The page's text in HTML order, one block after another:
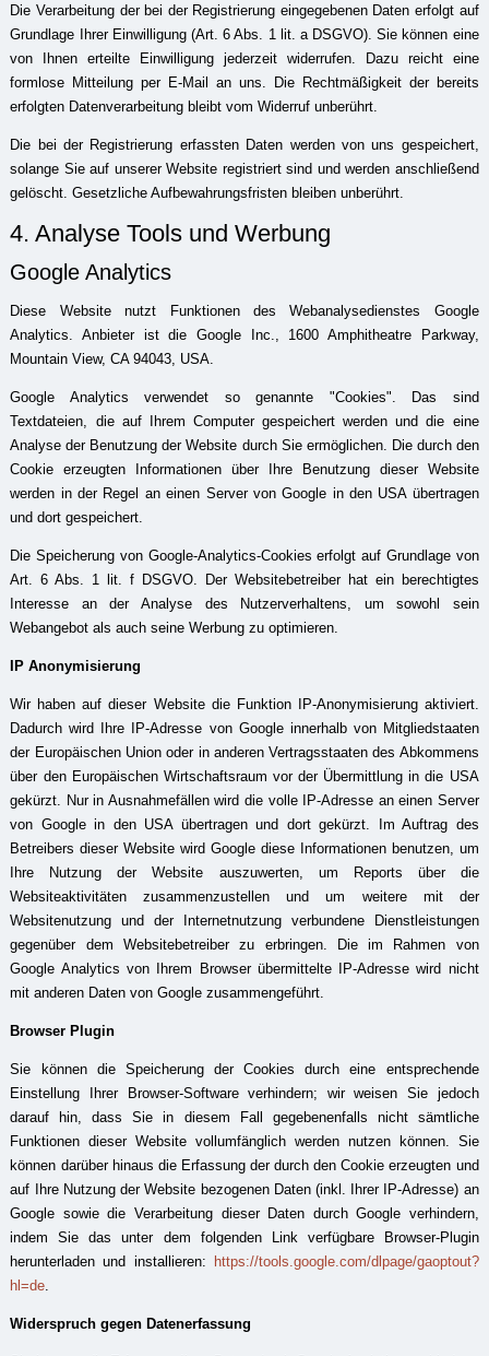
Die Verarbeitung der bei der Registrierung eingegebenen Daten erfolgt auf
Grundlage Ihrer Einwilligung (Art. 6 Abs. 1 lit. a DSGVO). Sie können eine
von Ihnen erteilte Einwilligung jederzeit widerrufen. Dazu reicht eine
formlose Mitteilung per E-Mail an uns. Die Rechtmäßigkeit der bereits
erfolgten Datenverarbeitung bleibt vom Widerruf unberührt.
Die bei der Registrierung erfassten Daten werden von uns gespeichert,
solange Sie auf unserer Website registriert sind und werden anschließend
gelöscht. Gesetzliche Aufbewahrungsfristen bleiben unberührt.
4. Analyse Tools und Werbung
Google Analytics
Diese Website nutzt Funktionen des Webanalysedienstes Google
Analytics. Anbieter ist die Google Inc., 1600 Amphitheatre Parkway,
Mountain View, CA 94043, USA.
Google Analytics verwendet so genannte "Cookies". Das sind
Textdateien, die auf Ihrem Computer gespeichert werden und die eine
Analyse der Benutzung der Website durch Sie ermöglichen. Die durch den
Cookie erzeugten Informationen über Ihre Benutzung dieser Website
werden in der Regel an einen Server von Google in den USA übertragen
und dort gespeichert.
Die Speicherung von Google-Analytics-Cookies erfolgt auf Grundlage von
Art. 6 Abs. 1 lit. f DSGVO. Der Websitebetreiber hat ein berechtigtes
Interesse an der Analyse des Nutzerverhaltens, um sowohl sein
Webangebot als auch seine Werbung zu optimieren.
IP Anonymisierung
Wir haben auf dieser Website die Funktion IP-Anonymisierung aktiviert.
Dadurch wird Ihre IP-Adresse von Google innerhalb von Mitgliedstaaten
der Europäischen Union oder in anderen Vertragsstaaten des Abkommens
über den Europäischen Wirtschaftsraum vor der Übermittlung in die USA
gekürzt. Nur in Ausnahmefällen wird die volle IP-Adresse an einen Server
von Google in den USA übertragen und dort gekürzt. Im Auftrag des
Betreibers dieser Website wird Google diese Informationen benutzen, um
Ihre Nutzung der Website auszuwerten, um Reports über die
Websiteaktivitäten zusammenzustellen und um weitere mit der
Websitenutzung und der Internetnutzung verbundene Dienstleistungen
gegenüber dem Websitebetreiber zu erbringen. Die im Rahmen von
Google Analytics von Ihrem Browser übermittelte IP-Adresse wird nicht
mit anderen Daten von Google zusammengeführt.
Browser Plugin
Sie können die Speicherung der Cookies durch eine entsprechende
Einstellung Ihrer Browser-Software verhindern; wir weisen Sie jedoch
darauf hin, dass Sie in diesem Fall gegebenenfalls nicht sämtliche
Funktionen dieser Website vollumfänglich werden nutzen können. Sie
können darüber hinaus die Erfassung der durch den Cookie erzeugten und
auf Ihre Nutzung der Website bezogenen Daten (inkl. Ihrer IP-Adresse) an
Google sowie die Verarbeitung dieser Daten durch Google verhindern,
indem Sie das unter dem folgenden Link verfügbare Browser-Plugin
herunterladen und installieren: https://tools.google.com/dlpage/gaoptout?
hl=de
Widerspruch gegen Datenerfassung